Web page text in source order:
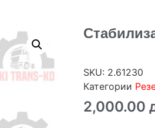
SKU: 2.61230
Категории
2,000.00